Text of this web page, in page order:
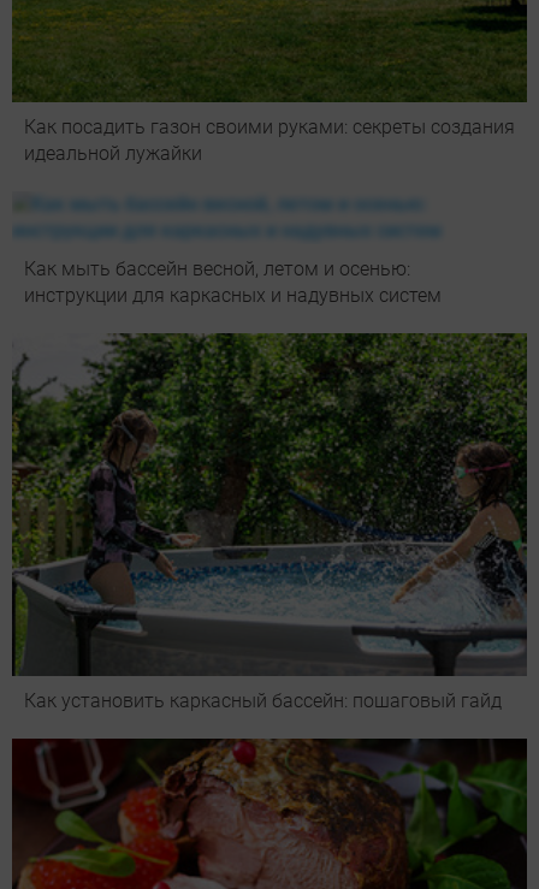
Как посадить газон своими руками: секреты создания
идеальной лужайки
Как мыть бассейн весной, летом и осенью:
инструкции для каркасных и надувных систем
Как установить каркасный бассейн: пошаговый гайд